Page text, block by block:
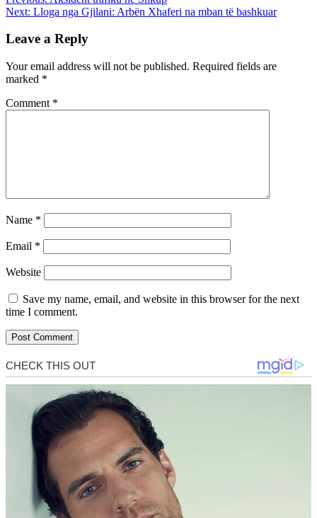
Next: Lloga nga Gjilani: Arbën Xhaferi na mban të bashkuar
Leave a Reply
Your email address will not be published. Required fields are
marked *
Comment *
Name *
Email *
Website
Save my name, email, and website in this browser for the next
time I comment.